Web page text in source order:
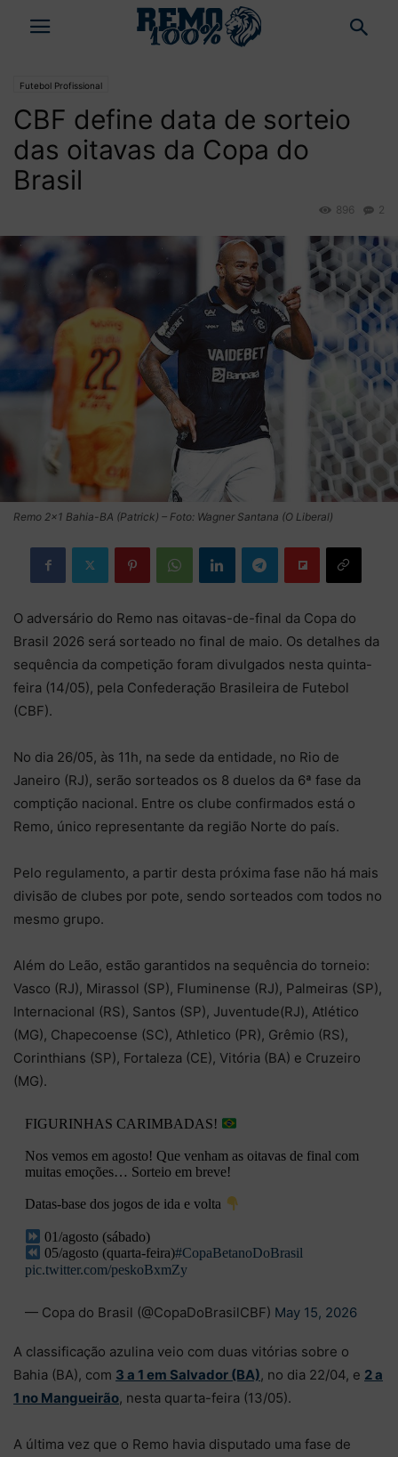
Futebol Profissional
CBF define data de sorteio
das oitavas da Copa do
Brasil
2
896
Remo 2×1 Bahia-BA (Patrick) – Foto: Wagner Santana (O Liberal)
O adversário do Remo nas oitavas-de-final da Copa do
Brasil 2026 será sorteado no final de maio. Os detalhes da
sequência da competição foram divulgados nesta quinta-
feira (14/05), pela Confederação Brasileira de Futebol
(CBF).
No dia 26/05, às 11h, na sede da entidade, no Rio de
Janeiro (RJ), serão sorteados os 8 duelos da 6ª fase da
comptição nacional. Entre os clube confirmados está o
Remo, único representante da região Norte do país.
Pelo regulamento, a partir desta próxima fase não há mais
divisão de clubes por pote, sendo sorteados com todos no
mesmo grupo.
Além do Leão, estão garantidos na sequência do torneio:
Vasco (RJ), Mirassol (SP), Fluminense (RJ), Palmeiras (SP),
Internacional (RS), Santos (SP), Juventude(RJ), Atlético
(MG), Chapecoense (SC), Athletico (PR), Grêmio (RS),
Corinthians (SP), Fortaleza (CE), Vitória (BA) e Cruzeiro
(MG).
FIGURINHAS CARIMBADAS!
Nos vemos em agosto! Que venham as oitavas de final com
muitas emoções… Sorteio em breve!
Datas-base dos jogos de ida e volta
01/agosto (sábado)
05/agosto (quarta-feira)#CopaBetanoDoBrasil
pic.twitter.com/peskoBxmZy
— Copa do Brasil (@CopaDoBrasilCBF) May 15, 2026
A classificação azulina veio com duas vitórias sobre o
Bahia (BA), com 3 a 1 em Salvador (BA), no dia 22/04, e 2 a
1 no Mangueirão, nesta quarta-feira (13/05).
A última vez que o Remo havia disputado uma fase de